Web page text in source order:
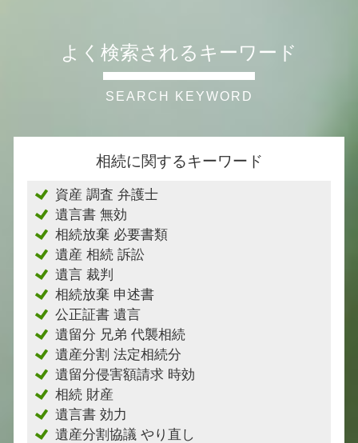
よく検索されるキーワード
相続に関するキーワード
資産 調査 弁護士
遺言書 無効
相続放棄 必要書類
遺産 相続 訴訟
遺言 裁判
相続放棄 申述書
公正証書 遺言
遺留分 兄弟 代襲相続
遺産分割 法定相続分
遺留分侵害額請求 時効
相続 財産
遺言書 効力
遺産分割協議 やり直し